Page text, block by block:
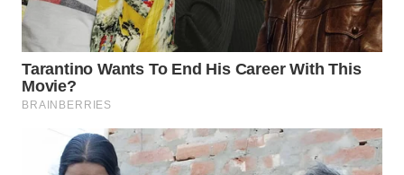
MANDALIKA
WN
LIKUPANG
LABUANBAJO